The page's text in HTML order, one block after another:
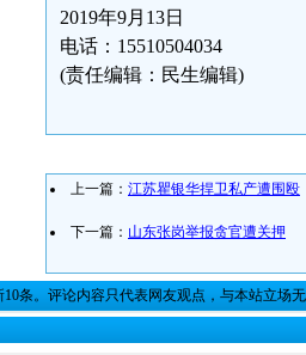
2019年9月13日
电话：15510504034
(责任编辑：民生编辑)
上一篇： 江苏瞿银华捍卫私产遭围殴
下一篇： 山东张岗举报贪官遭关押
10条。评论内容只代表网友观点，与本站立场